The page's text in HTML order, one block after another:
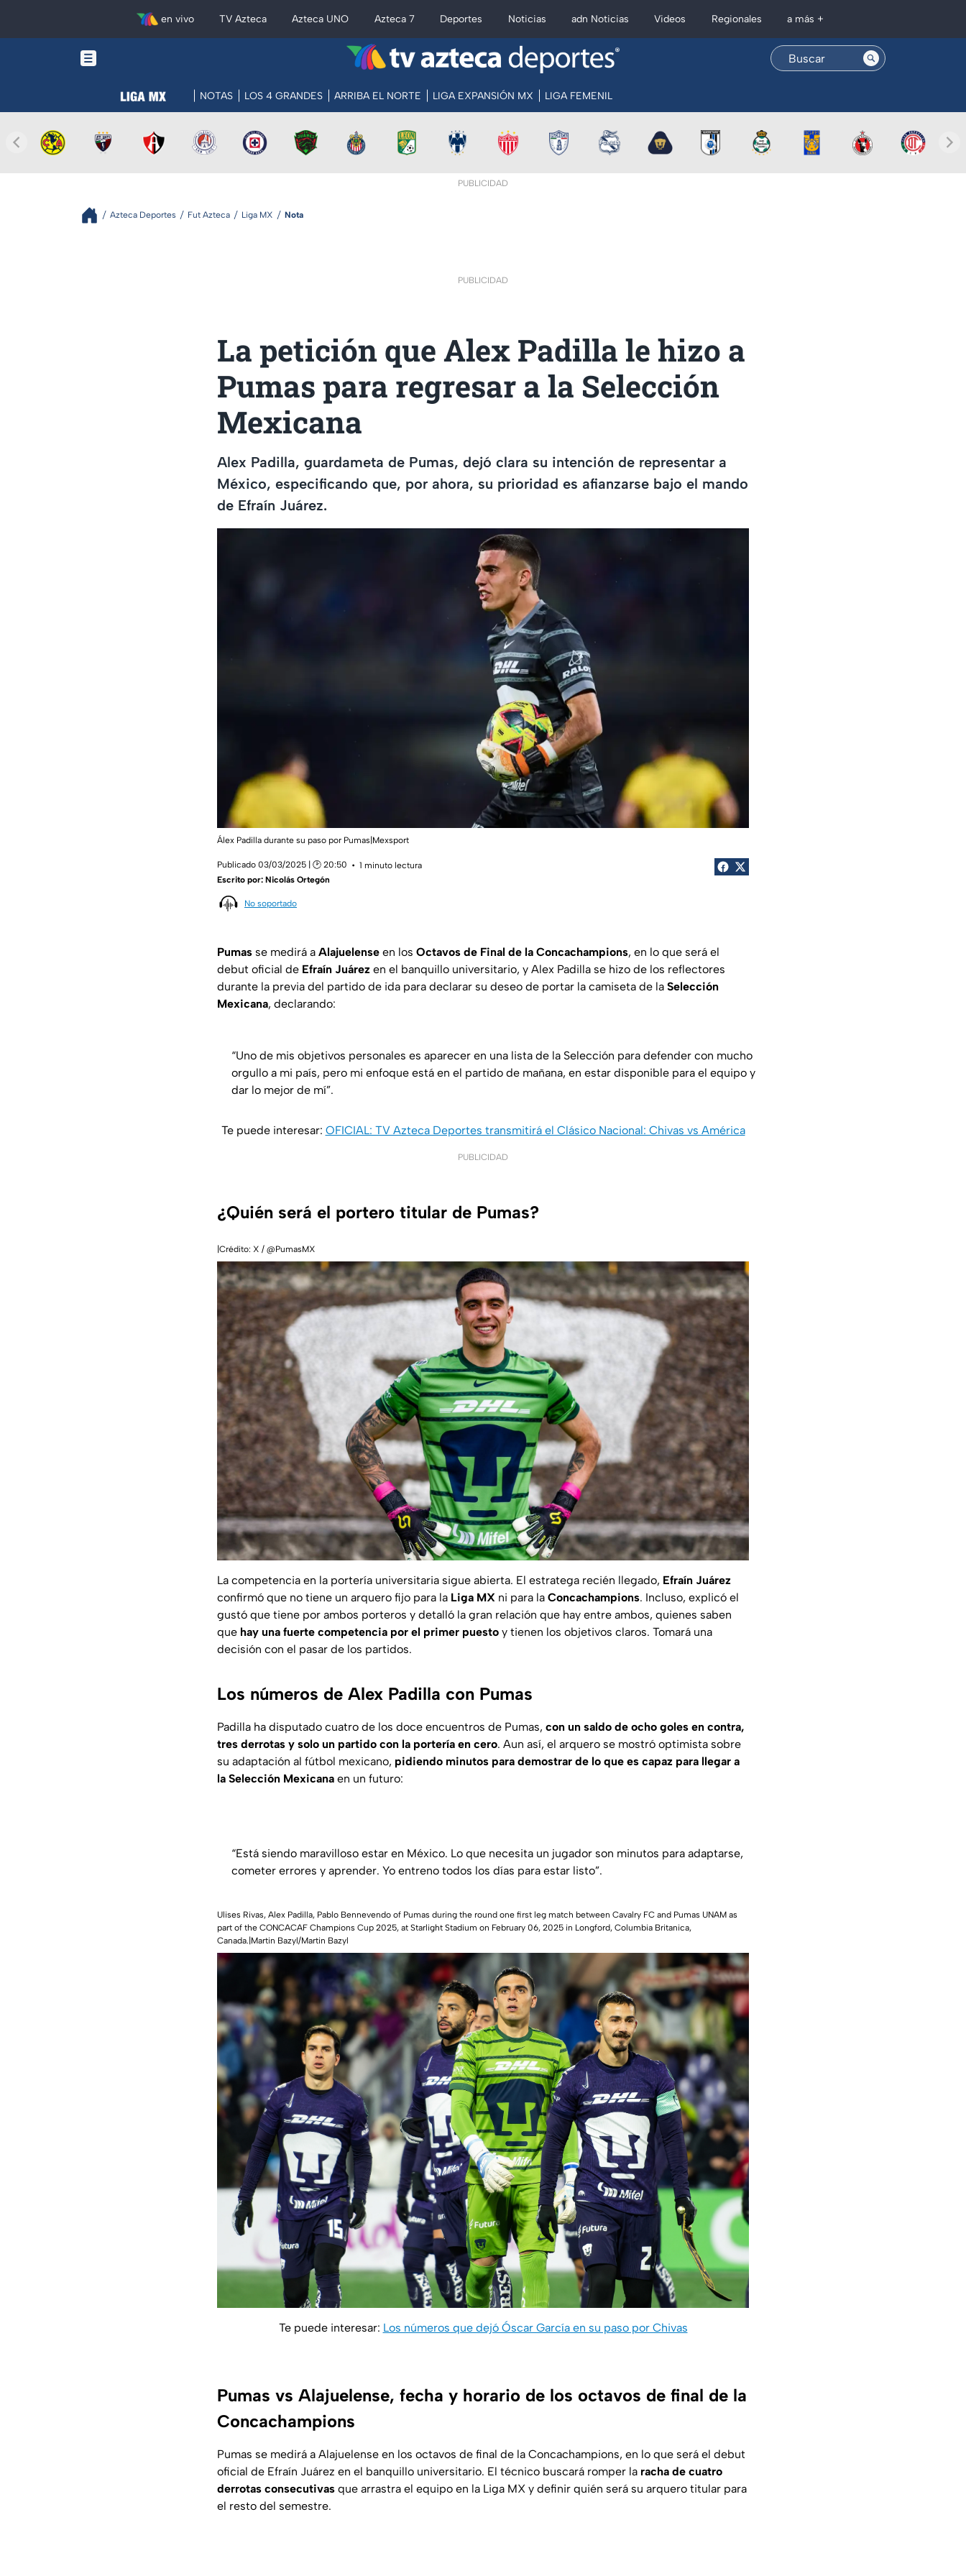
en vivo TV Azteca Azteca UNO Azteca 7 Deportes Noticias adn Noticias Videos Regionales a más +
NOTAS LOS 4 GRANDES ARRIBA EL NORTE LIGA EXPANSIÓN MX LIGA FEMENIL
PUBLICIDAD
Azteca Deportes Fut Azteca Liga MX Nota
PUBLICIDAD
La petición que Alex Padilla le hizo a
Pumas para regresar a la Selección
Mexicana
Alex Padilla, guardameta de Pumas, dejó clara su intención de representar a
México, especificando que, por ahora, su prioridad es afianzarse bajo el mando
de Efraín Juárez.
Álex Padilla durante su paso por Pumas|Mexsport
Publicado 03/03/2025 | 🕑 20:50
1 minuto lectura
Escrito por: Nicolás Ortegón
No soportado
Pumas se medirá a Alajuelense en los Octavos de Final de la Concachampions, en lo que será el
debut oficial de Efraín Juárez en el banquillo universitario, y Alex Padilla se hizo de los reflectores
durante la previa del partido de ida para declarar su deseo de portar la camiseta de la Selección
Mexicana, declarando:
“Uno de mis objetivos personales es aparecer en una lista de la Selección para defender con mucho
orgullo a mi país, pero mi enfoque está en el partido de mañana, en estar disponible para el equipo y
dar lo mejor de mí”.
Te puede interesar: OFICIAL: TV Azteca Deportes transmitirá el Clásico Nacional: Chivas vs América
PUBLICIDAD
¿Quién será el portero titular de Pumas?
|Crédito: X / @PumasMX
La competencia en la portería universitaria sigue abierta. El estratega recién llegado, Efraín Juárez
confirmó que no tiene un arquero fijo para la Liga MX ni para la Concachampions. Incluso, explicó el
gustó que tiene por ambos porteros y detalló la gran relación que hay entre ambos, quienes saben
que hay una fuerte competencia por el primer puesto y tienen los objetivos claros. Tomará una
decisión con el pasar de los partidos.
Los números de Alex Padilla con Pumas
Padilla ha disputado cuatro de los doce encuentros de Pumas, con un saldo de ocho goles en contra,
tres derrotas y solo un partido con la portería en cero. Aun así, el arquero se mostró optimista sobre
su adaptación al fútbol mexicano, pidiendo minutos para demostrar de lo que es capaz para llegar a
la Selección Mexicana en un futuro:
“Está siendo maravilloso estar en México. Lo que necesita un jugador son minutos para adaptarse,
cometer errores y aprender. Yo entreno todos los días para estar listo”.
Ulises Rivas, Alex Padilla, Pablo Bennevendo of Pumas during the round one first leg match between Cavalry FC and Pumas UNAM as
part of the CONCACAF Champions Cup 2025, at Starlight Stadium on February 06, 2025 in Longford, Columbia Britanica,
Canada.|Martin Bazyl/Martin Bazyl
Te puede interesar: Los números que dejó Óscar García en su paso por Chivas
Pumas vs Alajuelense, fecha y horario de los octavos de final de la
Concachampions
Pumas se medirá a Alajuelense en los octavos de final de la Concachampions, en lo que será el debut
oficial de Efraín Juárez en el banquillo universitario. El técnico buscará romper la racha de cuatro
derrotas consecutivas que arrastra el equipo en la Liga MX y definir quién será su arquero titular para
el resto del semestre.